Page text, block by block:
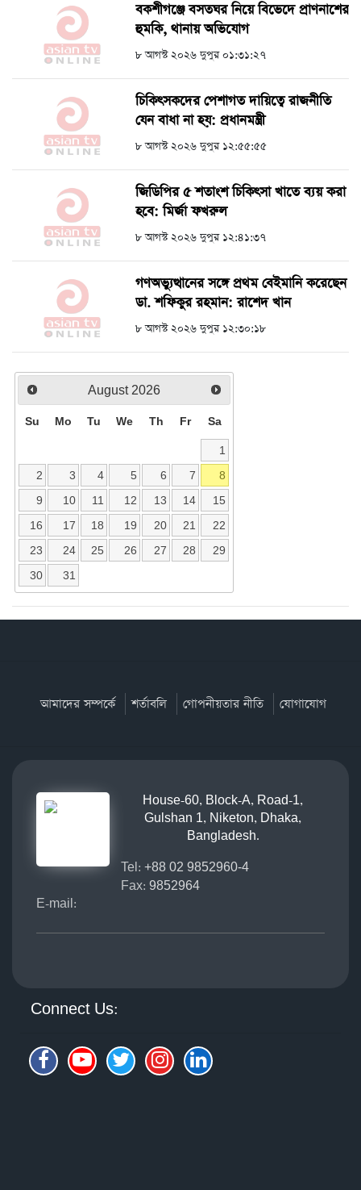
বকশীগঞ্জে বসতঘর নিয়ে বিভেদে প্রাণনাশের
হুমকি, থানায় অভিযোগ
৮ আগস্ট ২০২৬ দুপুর ০১:৩১:২৭
চিকিৎসকদের পেশাগত দায়িত্বে রাজনীতি
যেন বাধা না হয়: প্রধানমন্ত্রী
৮ আগস্ট ২০২৬ দুপুর ১২:৫৫:৫৫
জিডিপির ৫ শতাংশ চিকিৎসা খাতে ব্যয় করা
হবে: মির্জা ফখরুল
৮ আগস্ট ২০২৬ দুপুর ১২:৪১:৩৭
গণঅভ্যুত্থানের সঙ্গে প্রথম বেইমানি করেছেন
ডা. শফিকুর রহমান: রাশেদ খান
৮ আগস্ট ২০২৬ দুপুর ১২:৩০:১৮
August 2026
Su Mo Tu We Th Fr Sa
1
2
3 4 5 6 7
8
9
10 11 12 13 14
15
16
17 18 19 20 21
22
23
24 25 26 27 28
29
30
31
আমাদের সম্পর্কে শর্তাবলি গোপনীয়তার নীতি যোগাযোগ
House-60, Block-A, Road-1,
Gulshan 1, Niketon, Dhaka,
Bangladesh.
Tel: +88 02 9852960-4
Fax: 9852964
E-mail:
Connect Us: